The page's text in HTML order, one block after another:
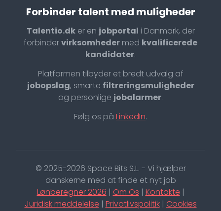
Forbinder talent med muligheder
Talentio.dker en jobportal i Danmark, der
forbindervirksomheder med kvalificerede
kandidater.
Platformen tilbyder et bredt udvalg af
jobopslag, smarte filtreringsmuligheder
og personlige jobalarmer.
Følg os på LinkedIn.
© 2025-2026 Space Bits S.L. - Vi hjælper
danskerne med at finde et nyt job
Lønberegner 2026 | Om Os | Kontakte |
Juridisk meddelelse | Privatlivspolitik| Cookies